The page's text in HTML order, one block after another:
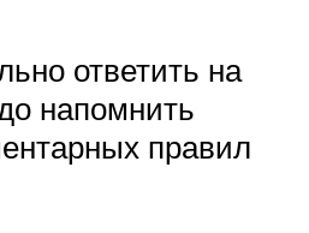
ответить на
напомнить
правил